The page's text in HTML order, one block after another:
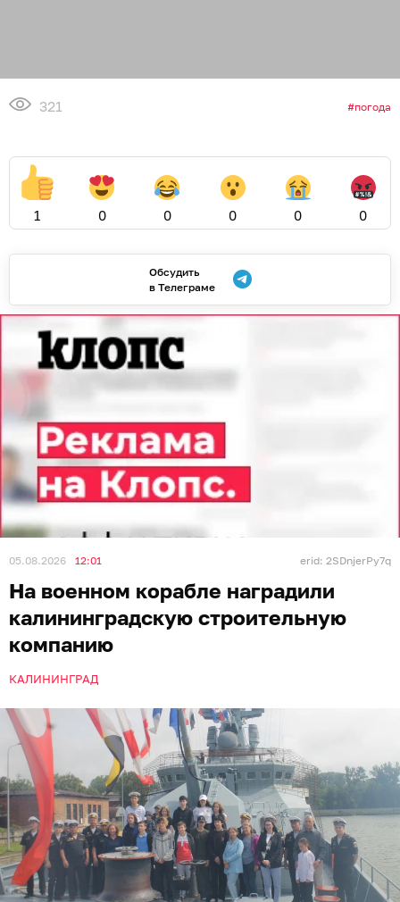
321 погода
1 0 0 0 0 0
Обсудить
в Телеграме
05.08.2026 12:01 erid: 2SDnjerPy7q
На военном корабле наградили
калининградскую строительную
компанию
КАЛИНИНГРАД